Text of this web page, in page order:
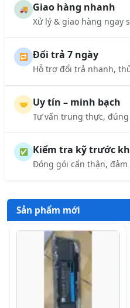
🚚 Giao hàng nhanh
Xử lý & giao hàng ngay
🔁 Đổi trả 7 ngày
Hỗ trợ đổi trả nhanh,
🤝 Uy tín – minh bạch
Tư vấn trung thực,
✅ Kiểm tra kỹ trước
Đóng gói cẩn thận,
Sản phẩm mới